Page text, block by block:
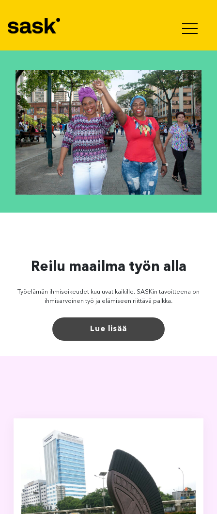
Reilu maailma työn alla
Työelämän ihmisoikeudet kuuluvat kaikille. SASKin tavoitteena on
ihmisarvoinen työ ja elämiseen riittävä palkka.
Lue lisää